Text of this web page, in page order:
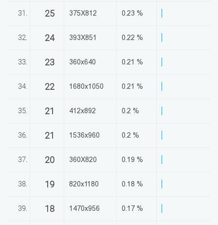
31. 25 375X812 0.23 %
32. 24 393X851 0.22 %
33. 23 360x640 0.21 %
34. 22 1680x1050 0.21 %
35. 21 412x892 0.2 %
36. 21 1536x960 0.2 %
37. 20 360X820 0.19 %
38. 19 820x1180 0.18 %
39. 18 1470x956 0.17 %